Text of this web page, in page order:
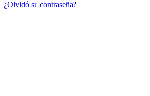
¿Olvidó su contraseña?